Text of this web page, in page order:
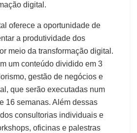
digital.
oferece a oportunidade de
a produtividade dos
meio da transformação digital.
um conteúdo dividido em 3
gestão de negócios e
que serão executadas num
16 semanas. Além dessas
consultorias individuais e
oficinas e palestras